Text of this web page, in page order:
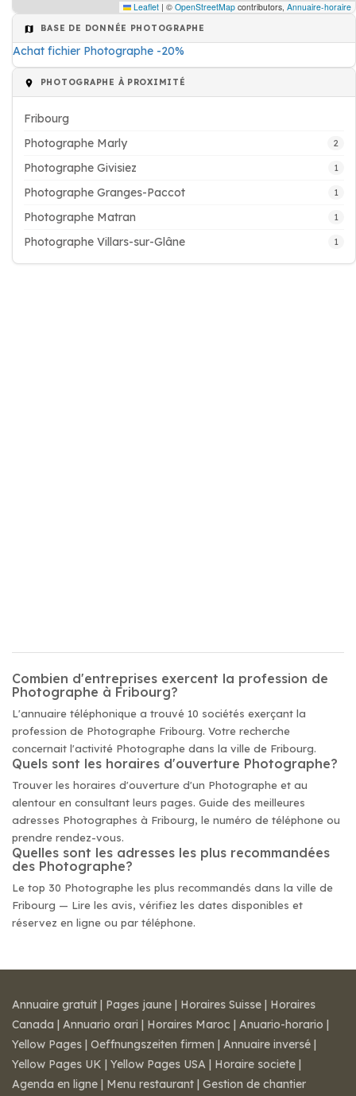
Leaflet | © OpenStreetMap contributors, Annuaire-horaire
BASE DE DONNÉE PHOTOGRAPHE
Achat fichier Photographe -20%
PHOTOGRAPHE À PROXIMITÉ
Fribourg
Photographe Marly
2
Photographe Givisiez 1
Photographe Granges-Paccot 1
Photographe Matran 1
Photographe Villars-sur-Glâne 1
Combien d'entreprises exercent la profession de
Photographe à Fribourg?
L'annuaire téléphonique a trouvé 10 sociétés exerçant la
profession de Photographe Fribourg. Votre recherche
concernait l'activité Photographe dans la ville de Fribourg.
Quels sont les horaires d'ouverture Photographe?
Trouver les horaires d'ouverture d'un Photographe et au
alentour en consultant leurs pages. Guide des meilleures
adresses Photographes à Fribourg, le numéro de téléphone ou
prendre rendez-vous.
Quelles sont les adresses les plus recommandées
des Photographe?
Le top 30 Photographe les plus recommandés dans la ville de
Fribourg — Lire les avis, vérifiez les dates disponibles et
réservez en ligne ou par téléphone.
Annuaire gratuit | Pages jaune | Horaires Suisse | Horaires
Canada | Annuario orari | Horaires Maroc | Anuario-horario |
Yellow Pages | Oeffnungszeiten firmen | Annuaire inversé |
Yellow Pages UK | Yellow Pages USA | Horaire societe |
Agenda en ligne | Menu restaurant | Gestion de chantier